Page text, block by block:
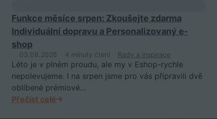
Funkce měsíce srpen: Zkoušejte zdarma
Individuální dopravu a Personalizovaný e-
shop
03.08.2026 4 minuty čtení Rady a inspirace
Léto je v plném proudu, ale my v Eshop-rychle
nepolevujeme. I na srpen jsme pro vás připravili dvě
oblíbené prémiové…
Přečíst celé